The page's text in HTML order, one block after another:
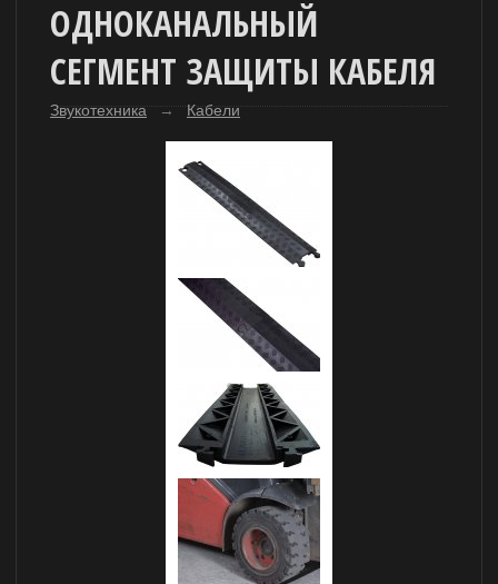
ОДНОКАНАЛЬНЫЙ
СЕГМЕНТ ЗАЩИТЫ КАБЕЛЯ
Звукотехника → Кабели